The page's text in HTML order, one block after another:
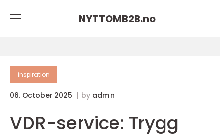
NYTTOMB2B.no
inspiration
06. October 2025 by admin
VDR-service: Trygg